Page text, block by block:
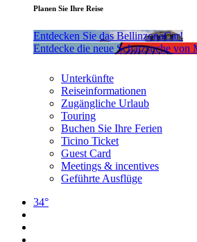
Planen Sie Ihre Reise
Entdecken Sie das BellinzonaCar!
Entdecke die neue Schatzsuche von
Unterkünfte
Reiseinformationen
Zugängliche Urlaub
Touring
Buchen Sie Ihre Ferien
Ticino Ticket
Guest Card
Meetings & incentives
Geführte Ausflüge
34°